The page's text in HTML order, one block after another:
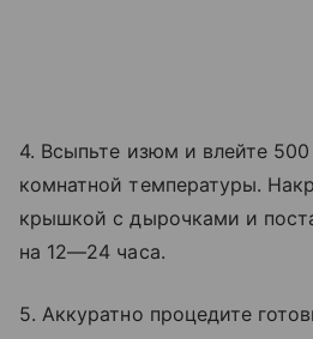
4. Всыпьте изюм и влейте
комнатной температуры.
крышкой с дырочками и
на 12—24 часа.
5. Аккуратно процедите